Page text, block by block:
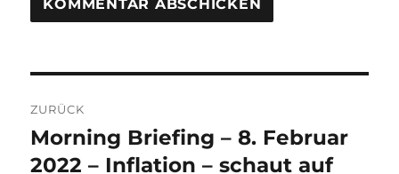
Navigation
ZURÜCK
Vorheriger
Beitrag:
Morning Briefing – 8. Februar
2022 – Inflation – schaut auf